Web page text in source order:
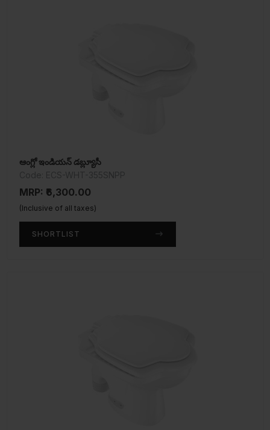
ఆంగ్లో ఇండియన్ డబ్ల్యూసీ
MRP: ₹6,300.00
(Inclusive of all taxes)
SHORTLIST